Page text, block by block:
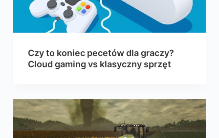
Czy to koniec pecetów dla graczy?
Cloud gaming vs klasyczny sprzęt